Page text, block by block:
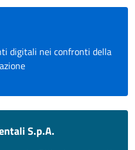
digitali nei confronti della
S.p.A.